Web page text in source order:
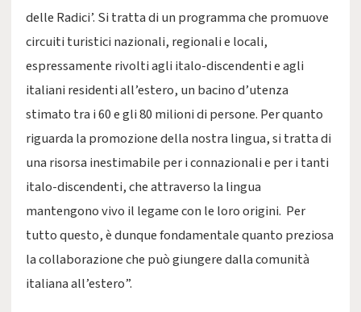
delle Radici’. Si tratta di un programma che promuove
circuiti turistici nazionali, regionali e locali,
espressamente rivolti agli italo-discendenti e agli
italiani residenti all’estero, un bacino d’utenza
stimato tra i 60 e gli 80 milioni di persone. Per quanto
riguarda la promozione della nostra lingua, si tratta di
una risorsa inestimabile per i connazionali e per i tanti
italo-discendenti, che attraverso la lingua
mantengono vivo il legame con le loro origini. Per
tutto questo, è dunque fondamentale quanto preziosa
la collaborazione che può giungere dalla comunità
italiana all’estero”.